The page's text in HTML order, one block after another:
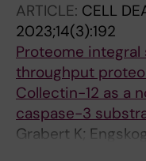
ARTICLE: CELL
2023;14(3):192
Proteome
throughput
Collectin-12 as a
caspase-3
Grabert K;
Vazquez-